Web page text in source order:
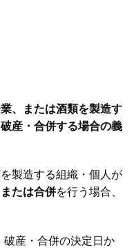
、または酒類を製造す
産・合併する場合の義
製造する組織・個人が
たは合併を行う場合、
産・合併の決定日か